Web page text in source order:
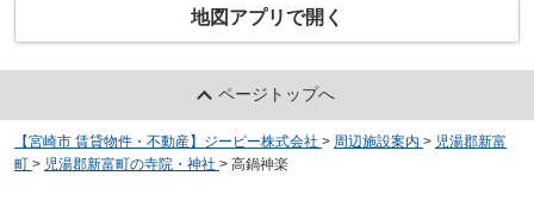
地図アプリで開く
ページトップへ
【宮崎市 賃貸物件・不動産】ジーピー株式会社 > 周辺施設案内 > 児湯郡新富
町 > 児湯郡新富町の寺院・神社 > 高鍋神楽